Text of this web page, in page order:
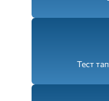
Тест